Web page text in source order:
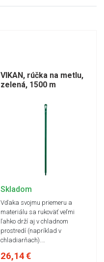
VIKAN, rúčka na metlu,
zelená, 1500 m
Skladom
Vďaka svojmu priemeru a
materiálu sa rukoväť veľmi
ľahko drží aj v chladnom
prostredí (napríklad v
chladiarňach).…
26,14 €